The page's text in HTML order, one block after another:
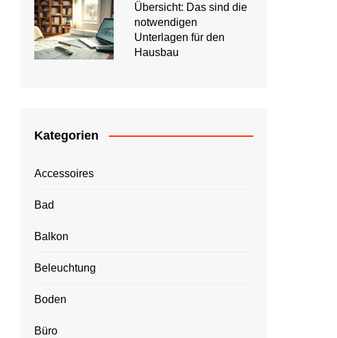
Übersicht: Das sind die
notwendigen
Unterlagen für den
Hausbau
Kategorien
Accessoires
Bad
Balkon
Beleuchtung
Boden
Büro